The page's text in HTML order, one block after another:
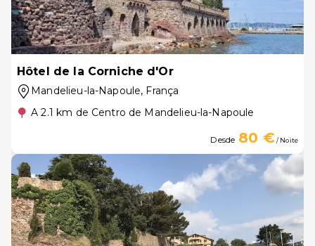
Hôtel de la Corniche d'Or
Mandelieu-la-Napoule, França
A 2.1 km de Centro de Mandelieu-la-Napoule
Desde 80 €/ Noite